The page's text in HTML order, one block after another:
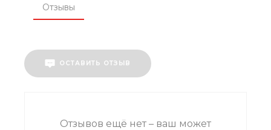
Отзывы
ОСТАВИТЬ ОТЗЫВ
Отзывов ещё нет – ваш может